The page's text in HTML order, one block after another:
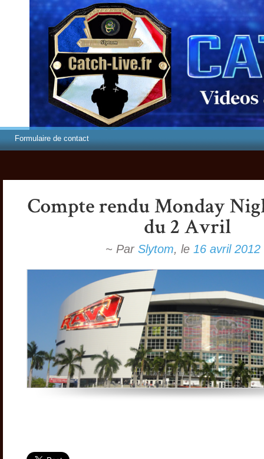
Formulaire de contact
~ Par Slytom, le 16 avril 2012